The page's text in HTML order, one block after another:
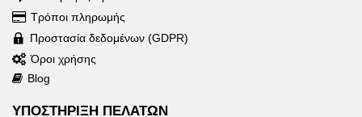
Η εταιρεία
Αποστολή προϊόντων
Επιστροφές προϊόντων
Τρόποι πληρωμής
Προστασία δεδομένων (GDPR)